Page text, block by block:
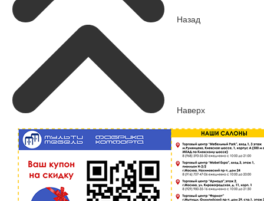
Назад
Наверх